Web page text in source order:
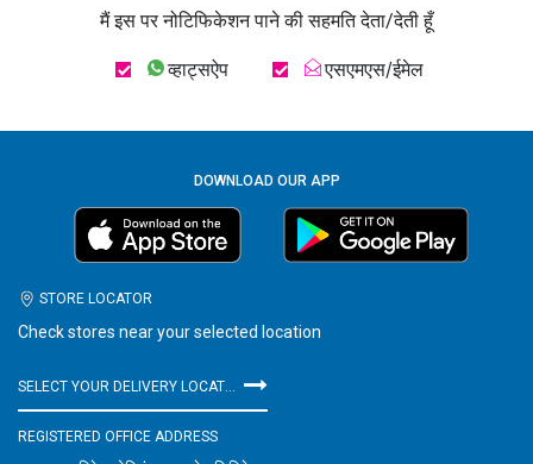
मैं इस पर नोटिफिकेशन पाने की सहमति देता/देती हूँ
व्हाट्सऐप एसएमएस/ईमेल
DOWNLOAD OUR APP
STORE LOCATOR
Check stores near your selected location
SELECT YOUR DELIVERY LOCATION
REGISTERED OFFICE ADDRESS